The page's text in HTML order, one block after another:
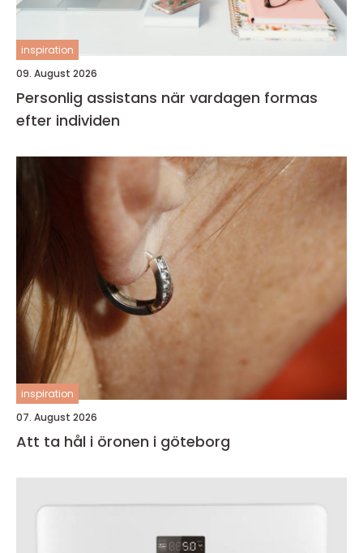
inspiration
09. August 2026
Personlig assistans när vardagen formas
efter individen
inspiration
07. August 2026
Att ta hål i öronen i göteborg